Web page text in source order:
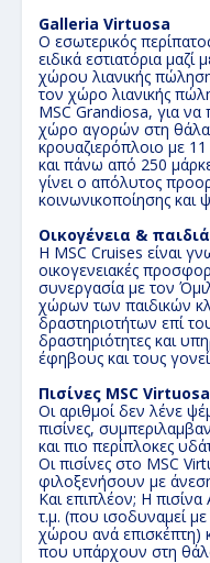
Galleria Virtuosa
Ο εσωτερικός
ειδικά εστιατόρια
χώρου λιανικής
τον χώρο λιανικής
MSC Grandiosa, για να
χώρο αγορών στη
κρουαζιερόπλοιο με 11
και πάνω από 250
γίνει ο απόλυτος
κοινωνικοποίησης και
Οικογένεια & παιδιά
Η MSC Cruises είναι
οικογενειακές
συνεργασία με τον
χώρων των παιδικών
δραστηριοτήτων επί
δραστηριότητες και
έφηβους και τους
Πισίνες MSC Virtuosa
Οι αριθμοί δεν λένε
πισίνες,
και πιο περίπλοκες
Οι πισίνες στο MSC
φιλοξενήσουν με
Και επιπλέον; Η
τ.μ. (που ισοδυναμεί
χώρου ανά επισκέπτη)
που υπάρχουν στη